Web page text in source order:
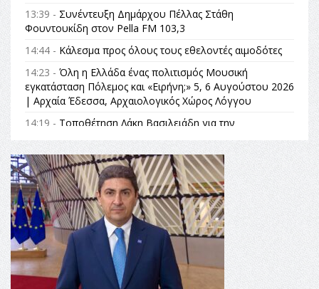
13:39 - Συνέντευξη Δημάρχου Πέλλας Στάθη
Φουντουκίδη στον Pella FM 103,3
14:44 - Κάλεσμα προς όλους τους εθελοντές αιμοδότες
14:23 - Όλη η Ελλάδα ένας πολιτισμός Μουσική
εγκατάσταση Πόλεμος και «Ειρήνη;» 5, 6 Αυγούστου 2026
| Αρχαία Έδεσσα, Αρχαιολογικός Χώρος Λόγγου
14:19 - Τοποθέτηση Λάκη Βασιλειάδη για την
Αναθεώρηση του Συντάγματος: «Σε τέτοιες κορυφαίες
θεσμικές διαδικασίες υπάρχει μόνο η ευθύνη απέναντι
στις επόμενες γενιές»
16:35 -Το πρόγραμμα του ΠΑΟΚ στον δεύτερο γύρο του
Champions League!
16:27 -Όλυμπος: Εντάχθηκε στον Κατάλογο Παγκόσμιας
Κληρονομιάς της UNESCO – Ομόφωνη η απόφαση Ο
Όλυμπος αναγνωρίστηκε ως φυσικό και πολιτιστικό
αγαθό εξέχουσας οικουμενικής αξίας για την
ανθρωπότητα